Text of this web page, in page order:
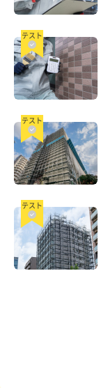
テスト
テスト
テスト